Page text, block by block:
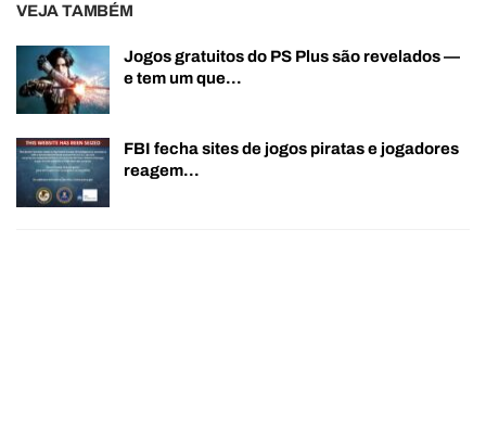
VEJA TAMBÉM
Jogos gratuitos do PS Plus são revelados —
e tem um que…
FBI fecha sites de jogos piratas e jogadores
reagem…